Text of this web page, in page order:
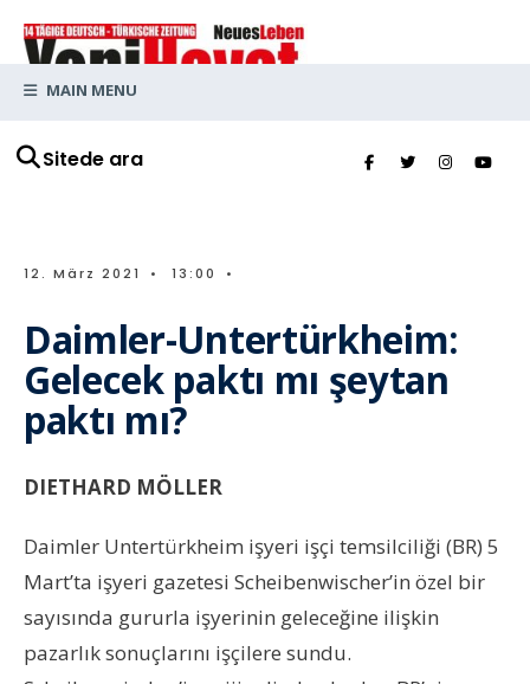
Sitede ara
MAIN MENU
12. März 2021 • 13:00 •
Daimler-Untertürkheim:
Gelecek paktı mı şeytan
paktı mı?
DIETHARD MÖLLER
Daimler Untertürkheim işyeri işçi temsilciliği (BR) 5
Mart’ta işyeri gazetesi Scheibenwischer’in özel bir
sayısında gururla işyerinin geleceğine ilişkin
pazarlık sonuçlarını işçilere sundu.